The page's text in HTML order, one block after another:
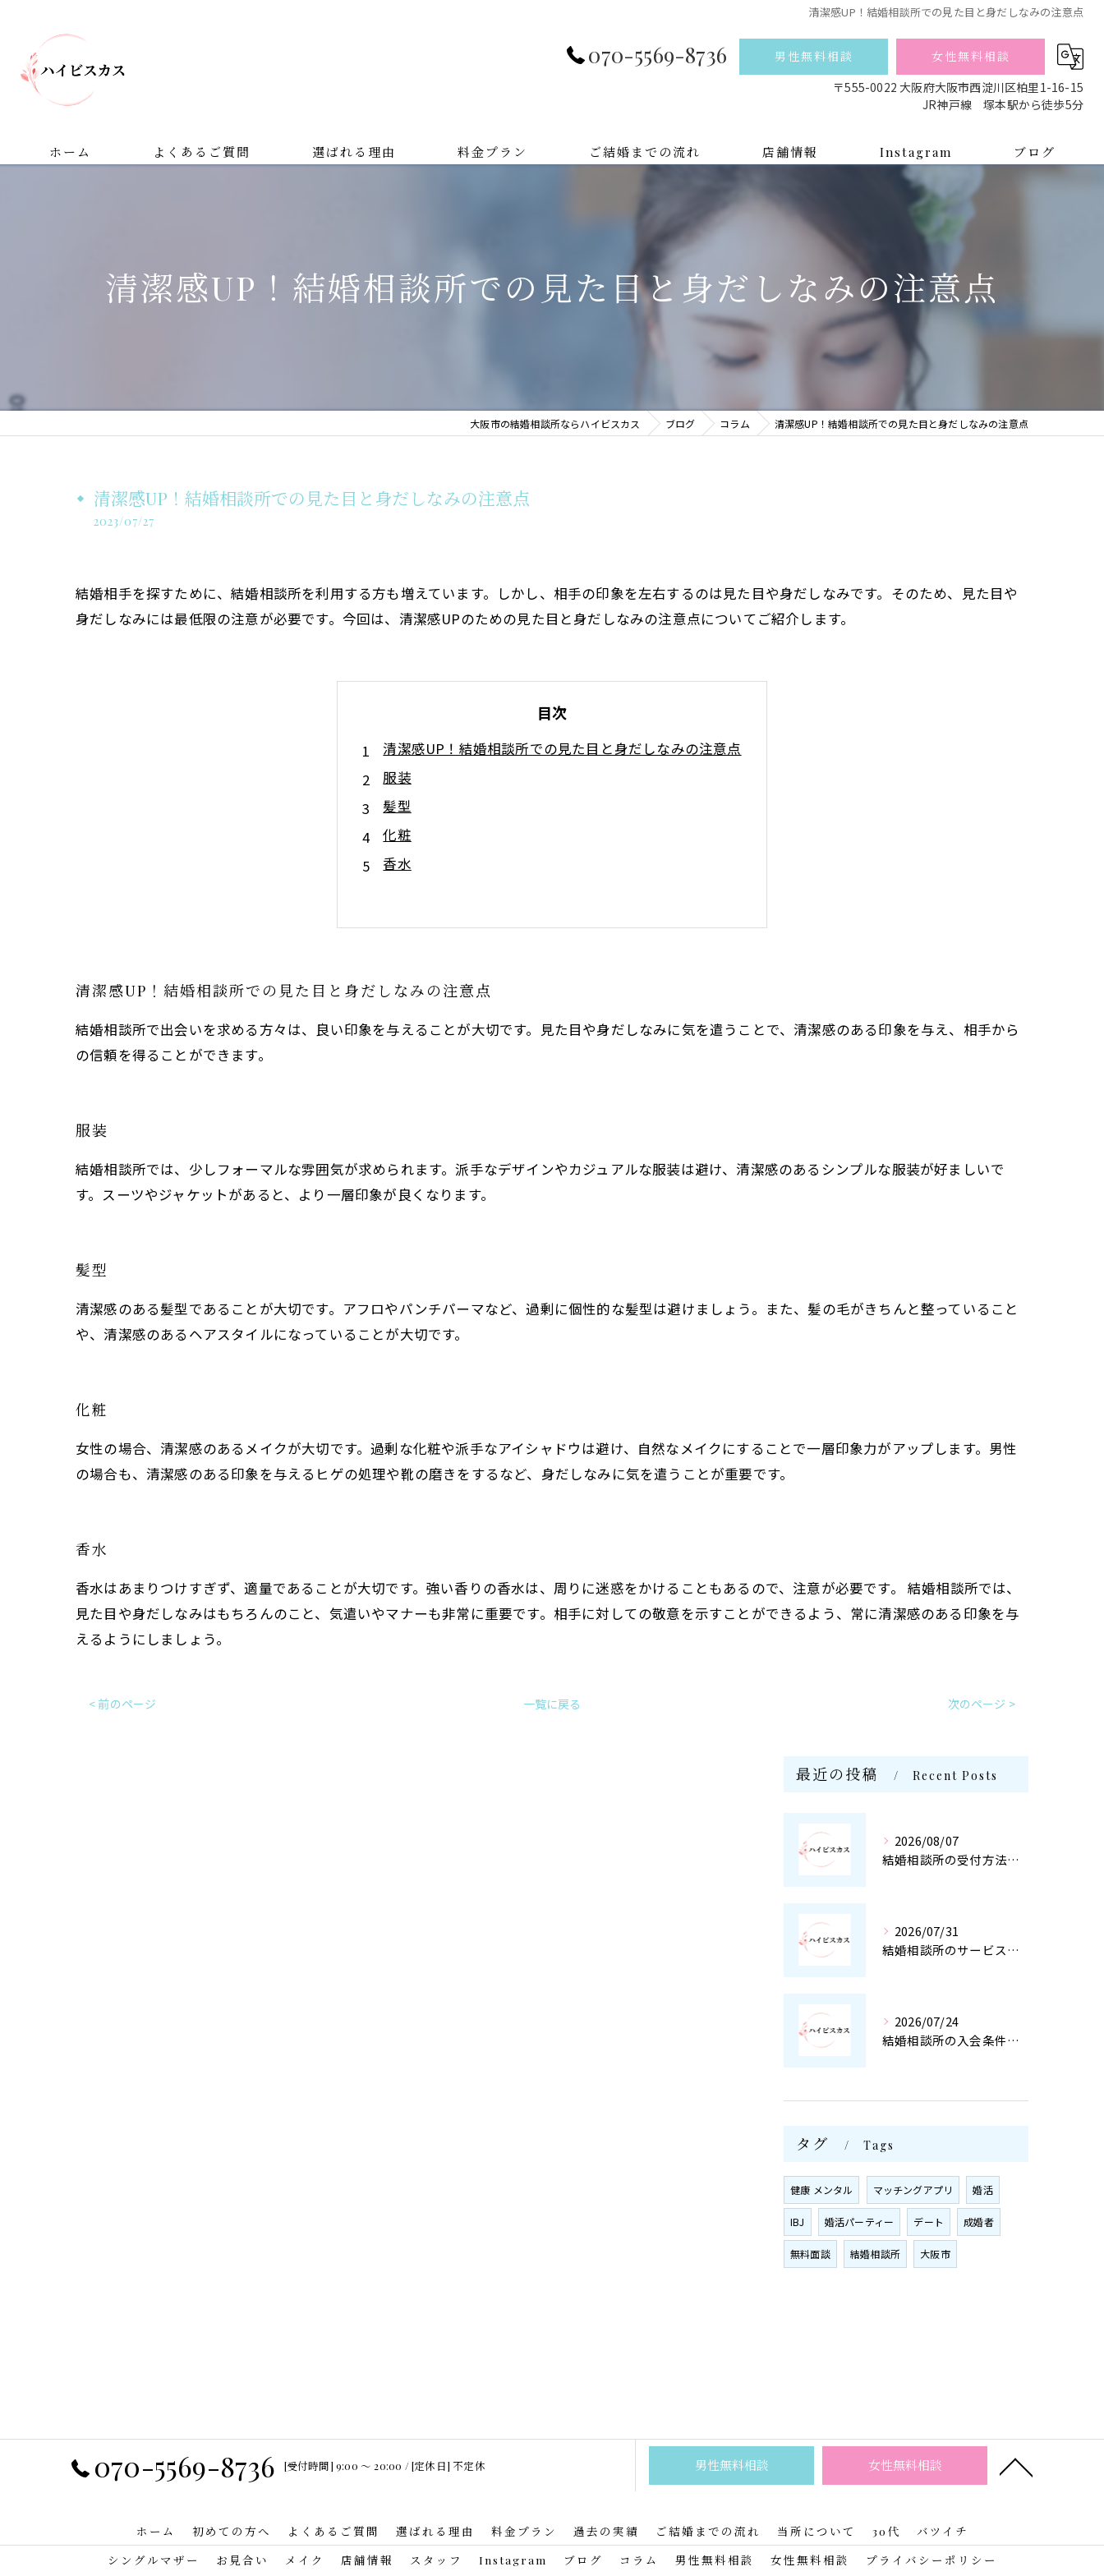
清潔感UP！結婚相談所での見た目と身だしなみの注意点
070-5569-8736 男性無料相談 女性無料相談
〒555-0022 大阪府大阪市西淀川区柏里1-16-15
JR神戸線 塚本駅から徒歩5分
ホーム よくあるご質問 選ばれる理由 料金プラン ご結婚までの流れ 店舗情報
スタッフ
Instagram ブログ
清潔感UP！結婚相談所での見た目と身だしなみの注意点
大阪市の結婚相談所ならハイビスカス ブログ コラム 清潔感UP！結婚相談所での見た目と身だしなみの注意点
清潔感UP！結婚相談所での見た目と身だしなみの注意点
2023/07/27
結婚相手を探すために、結婚相談所を利用する方も増えています。しかし、相手の印象を左右するのは見た目や身だしなみです。そのため、見た目や
身だしなみには最低限の注意が必要です。今回は、清潔感UPのための見た目と身だしなみの注意点についてご紹介します。
目次
清潔感UP！結婚相談所での見た目と身だしなみの注意点
服装
髪型
化粧
香水
清潔感UP！結婚相談所での見た目と身だしなみの注意点
結婚相談所で出会いを求める方々は、良い印象を与えることが大切です。見た目や身だしなみに気を遣うことで、清潔感のある印象を与え、相手から
の信頼を得ることができます。
服装
結婚相談所では、少しフォーマルな雰囲気が求められます。派手なデザインやカジュアルな服装は避け、清潔感のあるシンプルな服装が好ましいで
す。スーツやジャケットがあると、より一層印象が良くなります。
髪型
清潔感のある髪型であることが大切です。アフロやパンチパーマなど、過剰に個性的な髪型は避けましょう。また、髪の毛がきちんと整っていること
や、清潔感のあるヘアスタイルになっていることが大切です。
化粧
女性の場合、清潔感のあるメイクが大切です。過剰な化粧や派手なアイシャドウは避け、自然なメイクにすることで一層印象力がアップします。男性
の場合も、清潔感のある印象を与えるヒゲの処理や靴の磨きをするなど、身だしなみに気を遣うことが重要です。
香水
香水はあまりつけすぎず、適量であることが大切です。強い香りの香水は、周りに迷惑をかけることもあるので、注意が必要です。 結婚相談所では、
見た目や身だしなみはもちろんのこと、気遣いやマナーも非常に重要です。相手に対しての敬意を示すことができるよう、常に清潔感のある印象を与
えるようにしましょう。
< 前のページ 一覧に戻る 次のページ >
最近の投稿 Recent Posts
2026/08/07
結婚相談所の受付方法を徹底解説と手続きや入会条件の疑問もわかりやすく整理
2026/07/31
結婚相談所のサービス運営と大阪府で安心して選ぶための徹底ポイント
2026/07/24
結婚相談所の入会条件を年収や年齢・必要書類から徹底解説し審査落ちを防ぐ方法
タグ Tags
健康 メンタル マッチングアプリ 婚活
IBJ 婚活パーティー デート 成婚者
無料面談 結婚相談所 大阪市
070-5569-8736 [受付時間] 9:00 〜 20:00 / [定休日] 不定休 男性無料相談 女性無料相談
ホーム 初めての方へ よくあるご質問 選ばれる理由 料金プラン 過去の実績 ご結婚までの流れ 当所について 30代
バツイチ
シングルマザー
お見合い メイク 店舗情報 スタッフ Instagram ブログ コラム 男性無料相談 女性無料相談 プライバシーポリシー